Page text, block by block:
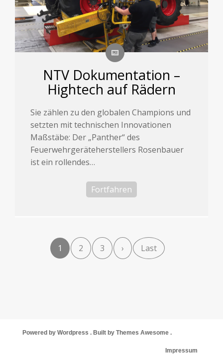
NTV Dokumentation –
Hightech auf Rädern
Sie zählen zu den globalen Champions und
setzten mit technischen Innovationen
Maßstäbe: Der „Panther“ des
Feuerwehrgeräteherstellers Rosenbauer
ist ein rollendes…
Fortfahren
1 2 3 › Last
Powered by Wordpress . Built by Themes Awesome .
Impressum